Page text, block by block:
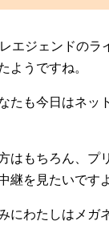
エジェンドのラ
ようですね。
たも今日はネッ
はもちろん、プ
継を見たいです
にわたしはメガ